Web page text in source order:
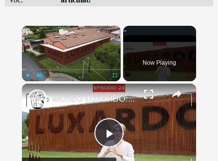
×
Fullscreen
Now Playing
×
Play
MUSEO LUXARDO: Un Viaggio nel Tempo e nel Gusto